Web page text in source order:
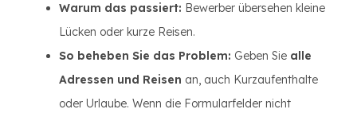
Warum das passiert: Bewerber übersehen kleine
Lücken oder kurze Reisen.
So beheben Sie das Problem: Geben Sie alle
Adressen und Reisen an, auch Kurzaufenthalte
oder Urlaube. Wenn die Formularfelder nicht